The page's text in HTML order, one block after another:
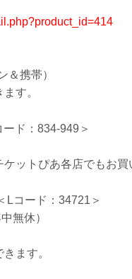
＆携帯）
す。
ド：834-949＞
ットぴあ各店でもお買
Lコード：34721＞
無休）
ます。